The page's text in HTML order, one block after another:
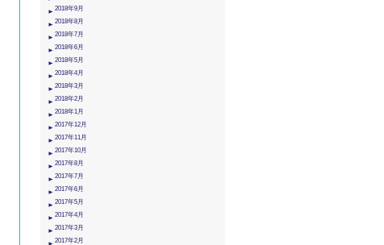
2018年9月
2018年8月
2018年7月
2018年6月
2018年5月
2018年4月
2018年3月
2018年2月
2018年1月
2017年12月
2017年11月
2017年10月
2017年8月
2017年7月
2017年6月
2017年5月
2017年4月
2017年3月
2017年2月